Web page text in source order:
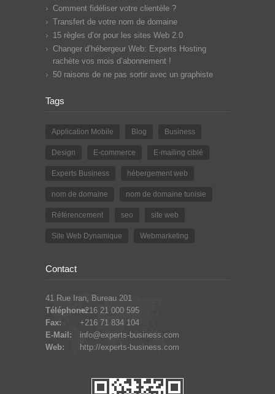
Comment fidéliser votre clientèle ?
Transfert de votre nom de domaine
15 règles d’or pour les sites Web 2.0
Changer d’hébergeur Web: Experts Hosting
rachète vos mois d’abonnement !
50 raisons de ne pas sortir avec un graphiste
Tags
Application Mobile Blog Business
Design E-commerce E-mailing ciblé
Experts Business hébergement web
nom de domaine nom de domaine tunisie
Référencement seo site web
Site Web Dynamique Webmarketing
Contact
41 Rue Iran, Bureau 201
Téléphone:+216 21 000 595
Fax:
+216 71 834 104
E-Mail:
info@experts-business.com
Web:
http://experts-business.com